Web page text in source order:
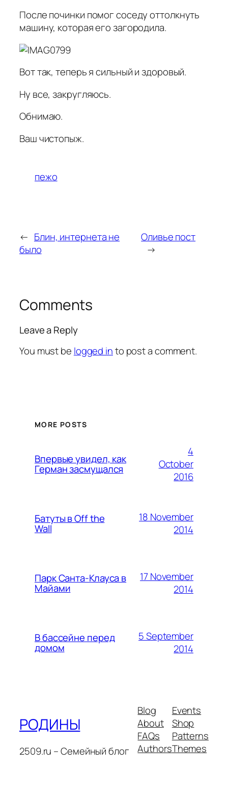
После починки помог соседу оттолкнуть
машину, которая его загородила.
Вот так, теперь я сильный и здоровый.
Ну все, закругляюсь.
Обнимаю.
Ваш чистопыж.
пежо
← Блин, интернета не
было
Оливье пост
→
Comments
Leave a Reply
You must be logged into post a comment.
MORE POSTS
Впервые увидел, как
Герман засмущался
4
October
2016
Батуты в Off the
Wall
18 November
2014
Парк Санта-Клауса в
Майами
17 November
2014
В бассейне перед
домом
5 September
2014
РОДИНЫ
2509.ru – Семейный блог
Blog
About
FAQs
Authors
Events
Shop
Patterns
Themes